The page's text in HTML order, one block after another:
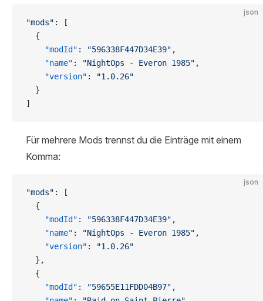
json
"mods" : [
  {
    "modId"
: "596338F447D34E39" ,
    "name"
: "NightOps - Everon 1985" ,
    "version"
:
"1.0.26"
  }
]
Für mehrere Mods trennst du die Einträge mit einem
Komma:
json
"mods" : [
  {
    "modId"
: "596338F447D34E39" ,
    "name"
: "NightOps - Everon 1985" ,
    "version"
:
"1.0.26"
  },
  {
    "modId"
: "59655E11FDD04B97" ,